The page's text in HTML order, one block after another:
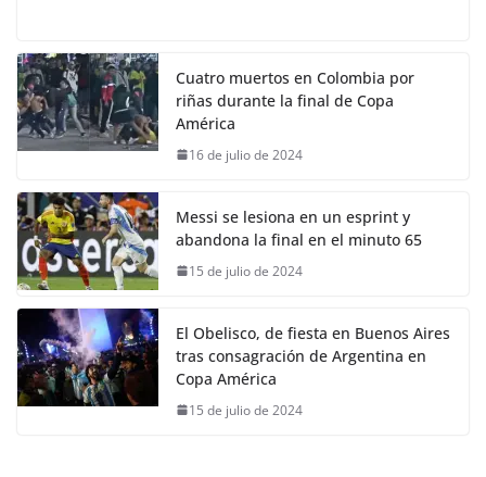
Cuatro muertos en Colombia por
riñas durante la final de Copa
América
16 de julio de 2024
Messi se lesiona en un esprint y
abandona la final en el minuto 65
15 de julio de 2024
El Obelisco, de fiesta en Buenos Aires
tras consagración de Argentina en
Copa América
15 de julio de 2024